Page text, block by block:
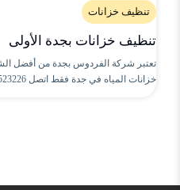
تنظيف خزانات
تنظيف خزانات بجدة الأولى
تعتبر شركة الفردوس بجدة من أفضل
خزانات المياه في جدة فقط اتصل 05523226..